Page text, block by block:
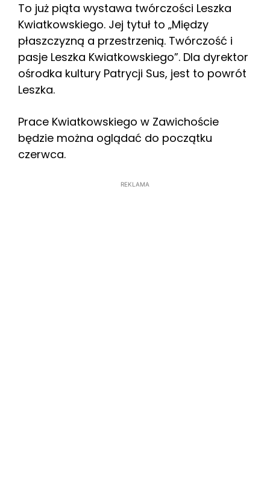
To już piąta wystawa twórczości Leszka
Kwiatkowskiego. Jej tytuł to „Między
płaszczyzną a przestrzenią. Twórczość i
pasje Leszka Kwiatkowskiego”. Dla dyrektor
ośrodka kultury Patrycji Sus, jest to powrót
Leszka.
Prace Kwiatkowskiego w Zawichoście
będzie można oglądać do początku
czerwca.
REKLAMA